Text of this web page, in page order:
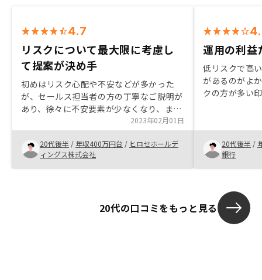
4.7
リスクについて最大限に考慮し
て提案が決め手
初めはリスク心配や不安などが多かった
が、セールス担当者の方の丁寧なご説明が
あり、徐々に不安要素が少なくなり、また
購入することのメリットの方が大きくなっ
てきました。また他社から新築の不動産投
資の話なども聞き、御社の中古物件と比較
した上で、御社で購入をした方が良いと思
い決断しました。担当営業については同じ
ら丁寧に教えていただき、安心できまし
2023年02月01日
20代後半 / 年収400万円台 / ヒロセホールデ
ィングス株式会社
運用の利益
低リスクで高
があるのがよ
クの方が多い
しなくて済む
20代後半 /
銀行
20代の口コミをもっと見る